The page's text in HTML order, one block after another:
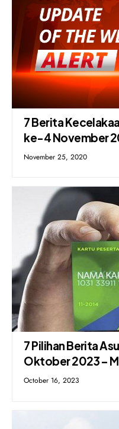
7 Berita
ke-4 November
November 25, 2020
7 Pilihan Berita
Oktober 2023 –
October 16, 2023